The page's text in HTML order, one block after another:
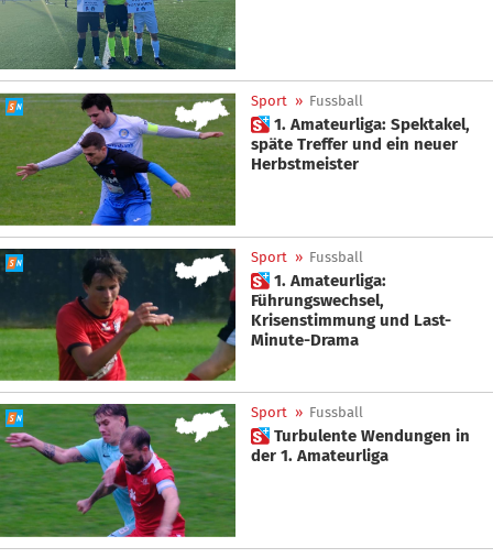
Sport » Fussball
 1. Amateurliga: Spektakel,
späte Treffer und ein neuer
Herbstmeister
Sport » Fussball
 1. Amateurliga:
Führungswechsel,
Krisenstimmung und Last-
Minute-Drama
Sport » Fussball
 Turbulente Wendungen in
der 1. Amateurliga